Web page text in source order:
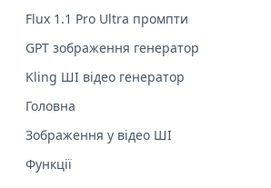
Flux 1.1 Pro Ultra промпти
GPT зображення генератор
Kling ШІ відео генератор
Головна
Зображення у відео ШІ
Функції